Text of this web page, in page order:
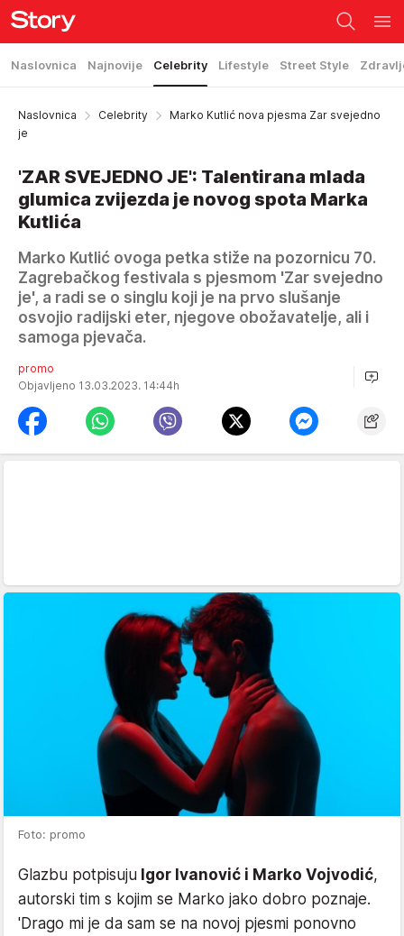
Naslovnica Najnovije Celebrity Lifestyle Street Style
Naslovnica Celebrity
Marko Kutlić nova pjesma Zar svejedno
je
'ZAR SVEJEDNO JE': Talentirana mlada
glumica zvijezda je novog spota Marka
Kutlića
Marko Kutlić ovoga petka stiže na pozornicu 70.
Zagrebačkog festivala s pjesmom 'Zar svejedno
je', a radi se o singlu koji je na prvo slušanje
osvojio radijski eter, njegove obožavatelje, ali i
samoga pjevača.
promo
Objavljeno 13.03.2023. 14:44h
Foto: promo
Glazbu potpisuju Igor Ivanović i Marko Vojvodić,
autorski tim s kojim se Marko jako dobro poznaje.
'Drago mi je da sam se na novoj pjesmi ponovno